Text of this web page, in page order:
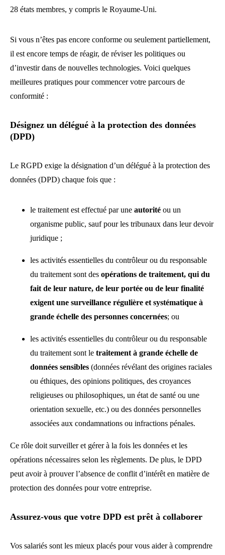
28 états membres, y compris le Royaume-Uni.
Si vous n’êtes pas encore conforme ou seulement partiellement,
il est encore temps de réagir, de réviser les politiques ou
d’investir dans de nouvelles technologies. Voici quelques
meilleures pratiques pour commencer votre parcours de
conformité :
Désignez un délégué à la protection des données
(DPD)
Le RGPD exige la désignation d’un délégué à la protection des
données (DPD) chaque fois que :
le traitement est effectué par une autorité ou un
organisme public, sauf pour les tribunaux dans leur devoir
juridique ;
les activités essentielles du contrôleur ou du responsable
du traitement sont des opérations de traitement, qui du
fait de leur nature, de leur portée ou de leur finalité
exigent une surveillance régulière et systématique à
grande échelle des personnes concernées; ou
les activités essentielles du contrôleur ou du responsable
du traitement sont le traitement à grande échelle de
données sensibles (données révélant des origines raciales
ou éthiques, des opinions politiques, des croyances
religieuses ou philosophiques, un état de santé ou une
orientation sexuelle, etc.) ou des données personnelles
associées aux condamnations ou infractions pénales.
Ce rôle doit surveiller et gérer à la fois les données et les
opérations nécessaires selon les règlements. De plus, le DPD
peut avoir à prouver l’absence de conflit d’intérêt en matière de
protection des données pour votre entreprise.
Assurez-vous que votre DPD est prêt à collaborer
Vos salariés sont les mieux placés pour vous aider à comprendre